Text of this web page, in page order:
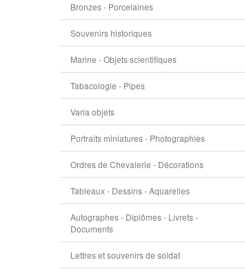
Bronzes - Porcelaines
Souvenirs historiques
Marine - Objets scientifiques
Tabacologie - Pipes
Varia objets
Portraits miniatures - Photographies
Ordres de Chevalerie - Décorations
Tableaux - Dessins - Aquarelles
Autographes - Diplômes - Livrets -
Documents
Lettres et souvenirs de soldat